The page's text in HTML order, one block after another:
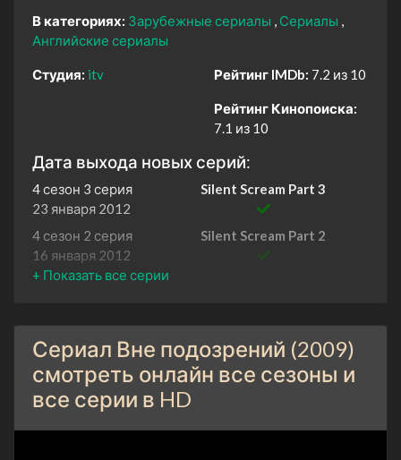
В категориях: Зарубежные сериалы
Сериалы
Английские сериалы
Студия: itv Рейтинг IMDb: 7.2 из 10
Рейтинг Кинопоиска:
7.1 из 10
Дата выхода новых серий:
4 сезон 3 серия
Silent Scream Part 3
23 января 2012
4 сезон 2 серия
Silent Scream Part 2
16 января 2012
4 сезон 1 серия
3 сезон 3 серия
Deadly Intent Part 3
5 января 2011
3 сезон 2 серия
Deadly Intent Part 2
4 января 2011
Сериал Вне подозрений (2009)
смотреть онлайн все сезоны и
все серии в HD